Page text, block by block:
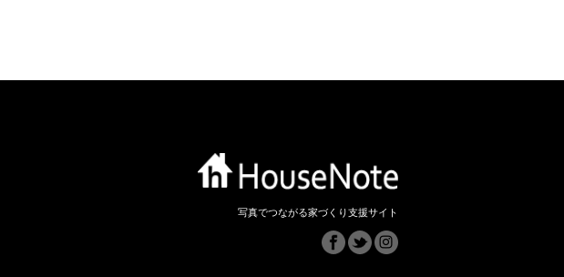
写真でつながる家づくり支援サイト